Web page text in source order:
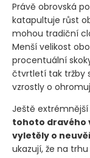
Právě obrovská
katapultuje růst
mohou tradiční
Menší velikost
procentuální
čtvrtletí tak tržby
vzrostly o
Ještě extrémnější
tohoto dravého
vyletěly o
ukazují, že na